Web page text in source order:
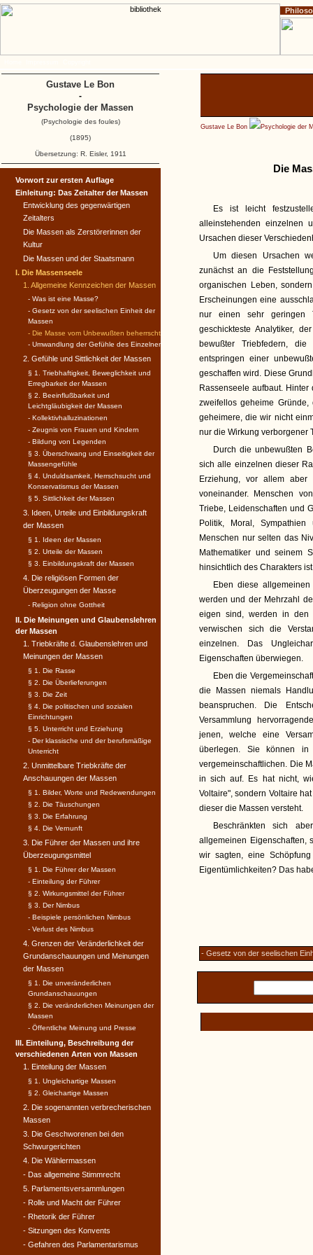
Gustave Le Bon Psychologie der
Die
Es ist leicht
alleinstehenden einzelnen
Ursachen dieser
Um diesen Ursachen
zunächst an die
organischen Leben,
Erscheinungen eine
nur einen sehr geringen
geschickteste Analytiker,
bewußter Triebfedern,
entspringen einer
geschaffen wird. Diese
Rassenseele aufbaut.
zweifellos geheime
geheimere, die wir nicht
nur die Wirkung verborgener
Durch die unbewußten
sich alle einzelnen dieser
Erziehung, vor allem
voneinander. Menschen
Triebe, Leidenschaften und
Politik, Moral,
Menschen nur selten das
Mathematiker und seinem
hinsichtlich des Charakters
Eben diese
werden und der Mehrzahl
eigen sind, werden in den
verwischen sich die
einzelnen. Das
Eigenschaften überwiegen.
Eben die
die Massen niemals
beanspruchen. Die
Versammlung
jenen, welche eine
überlegen. Sie können in
vergemeinschaftlichen. Die
in sich auf. Es hat nicht,
Voltaire", sondern Voltaire
dieser die Massen versteht.
Beschränkten sich
allgemeinen Eigenschaften,
wir sagten, eine
Eigentümlichkeiten? Das
- Gesetz von der seelischen
Vorwort zur ersten Auflage
Einleitung: Das Zeitalter der Massen
Entwicklung des gegenwärtigen
Zeitalters
Die Massen als Zerstörerinnen der
Kultur
Die Massen und der Staatsmann
I. Die Massenseele
1. Allgemeine Kennzeichen der Massen
- Was ist eine Masse?
- Gesetz von der seelischen Einheit der
Massen
- Die Masse vom Unbewußten beherrscht
- Umwandlung der Gefühle des Einzelnen
2. Gefühle und Sittlichkeit der Massen
§ 1. Triebhaftigkeit, Beweglichkeit und
Erregbarkeit der Massen
§ 2. Beeinflußbarkeit und
Leichtgläubigkeit der Massen
- Kollektivhalluzinationen
- Zeugnis von Frauen und Kindern
- Bildung von Legenden
§ 3. Überschwang und Einseitigkeit der
Massengefühle
§ 4. Unduldsamkeit, Herrschsucht und
Konservatismus der Massen
§ 5. Sittlichkeit der Massen
3. Ideen, Urteile und Einbildungskraft
der Massen
§ 1. Ideen der Massen
§ 2. Urteile der Massen
§ 3. Einbildungskraft der Massen
4. Die religiösen Formen der
Überzeugungen der Masse
- Religion ohne Gottheit
II. Die Meinungen und Glaubenslehren
der Massen
1. Triebkräfte d. Glaubenslehren und
Meinungen der Massen
§ 1. Die Rasse
§ 2. Die Überlieferungen
§ 3. Die Zeit
§ 4. Die politischen und sozialen
Einrichtungen
§ 5. Unterricht und Erziehung
- Der klassische und der berufsmäßige
Unterricht
2. Unmittelbare Triebkräfte der
Anschauungen der Massen
§ 1. Bilder, Worte und Redewendungen
§ 2. Die Täuschungen
§ 3. Die Erfahrung
§ 4. Die Vernunft
3. Die Führer der Massen und ihre
Überzeugungsmittel
§ 1. Die Führer der Massen
- Einteilung der Führer
§ 2. Wirkungsmittel der Führer
§ 3. Der Nimbus
- Beispiele persönlichen Nimbus
- Verlust des Nimbus
4. Grenzen der Veränderlichkeit der
Grundanschauungen und Meinungen
der Massen
§ 1. Die unveränderlichen
Grundanschauungen
§ 2. Die veränderlichen Meinungen der
Massen
- Öffentliche Meinung und Presse
III. Einteilung, Beschreibung der
verschiedenen Arten von Massen
1. Einteilung der Massen
§ 1. Ungleichartige Massen
§ 2. Gleichartige Massen
2. Die sogenannten verbrecherischen
Massen
3. Die Geschworenen bei den
Schwurgerichten
4. Die Wählermassen
- Das allgemeine Stimmrecht
5. Parlamentsversammlungen
- Rolle und Macht der Führer
- Rhetorik der Führer
- Sitzungen des Konvents
- Gefahren des Parlamentarismus
Gustave Le Bon
-
Psychologie der Massen
(Psychologie des foules)
(1895)
Übersetzung: R. Eisler, 1911